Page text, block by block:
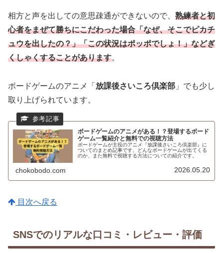
相方と声を出しての意思疎通ができないので、 熟練者と初
心者をまぜて勝ちにこだわった場合「なぜ、そこでピカチ
ュウを出したの？」「この状況はポッポでしょ！」などぎ
くしゃくすることがあります。
ボードゲームのアニメ「 放課後さいころ倶楽部 」でも少し
取り上げられています。
ボードゲームのアニメがある！？登場するボード
ゲーム一覧紹介と無料での視聴方法
ボードゲームが主役のアニメ『放課後さいころ倶楽部』に
ついてのまとめ記事です。どんなボードゲームが出てくる
のか、また無料で視聴する方法についての紹介です。
chokobodo.com 2026.05.20
目次へ戻る
SNSでのリアルな口コミ・レビュー・評価